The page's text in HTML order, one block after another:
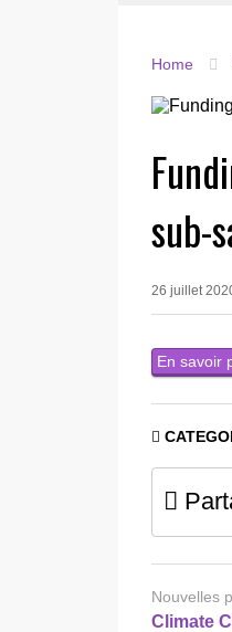
Home
sub-
26 juillet
En savoir
Nouvelles
Climate